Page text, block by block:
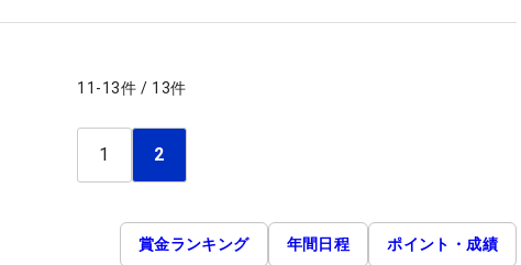
11 -13件 / 13件
1 2
賞金ランキング 年間日程 ポイント・成績